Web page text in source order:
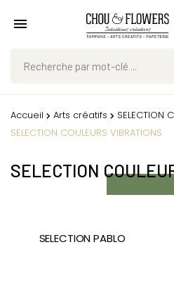
Accueil Arts créatifs
SELECTION
SELECTION COULEURS VIBRATIONS
SELECTION
SELECTION PABLO